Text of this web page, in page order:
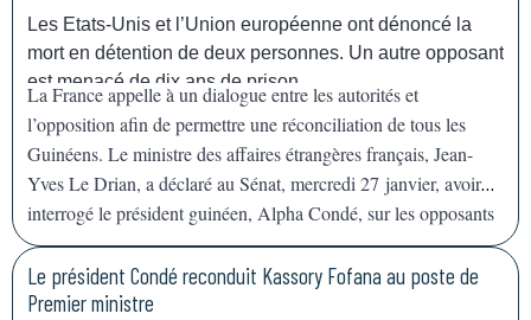
14 février. "Nous allons déployer rapidement les
capacités nécessaires pour appuyer la Guinée, qui a déjà
une grande expérience", a déclaré devant la presse le
représentant de l'agence de l'ONU à Conakry.
Les Etats-Unis et l’Union européenne ont dénoncé la
mort en détention de deux personnes. Un autre opposant
est menacé de dix ans de prison.
La France appelle à un dialogue entre les autorités et
l’opposition afin de permettre une réconciliation de tous les
Guinéens. Le ministre des affaires étrangères français, Jean-
Yves Le Drian, a déclaré au Sénat, mercredi 27 janvier, avoir
interrogé le président guinéen, Alpha Condé, sur les opposants
en prison, agitant la menace de« mesures »contre Conakry.
Le président Condé reconduit Kassory Fofana au poste de
Premier ministre